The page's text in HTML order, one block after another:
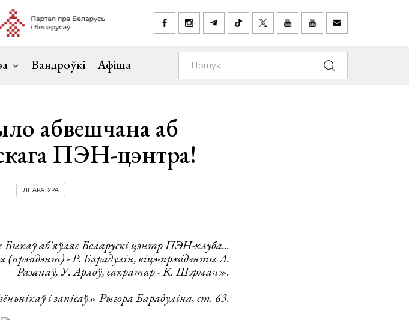
Вандроўкі Афіша
абвешчана аб
ПЭН-цэнтра!
ЛІТАРАТУРА
Быкаў аб'яўляе Беларускі цэнтр ПЭН-клуба...
- Р. Барадулін, віцэ-прэзідэнты А.
Разанаў, У. Арлоў, сакратар - К. Шэрман».
і запісаў» Рыгора Барадуліна, ст. 63.